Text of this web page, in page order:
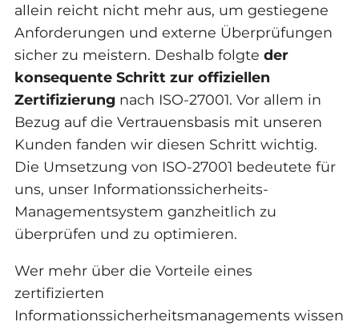
allein reicht nicht mehr aus, um gestiegene
Anforderungen und externe Überprüfungen
sicher zu meistern. Deshalb folgte der
konsequente Schritt zur offiziellen
Zertifizierungnach ISO-27001. Vor allem in
Bezug auf die Vertrauensbasis mit unseren
Kunden fanden wir diesen Schritt wichtig.
Die Umsetzung von ISO-27001 bedeutete für
uns, unser Informationssicherheits-
Managementsystem ganzheitlich zu
überprüfen und zu optimieren.
Wer mehr über die Vorteile eines
zertifizierten
Informationssicherheitsmanagements wissen